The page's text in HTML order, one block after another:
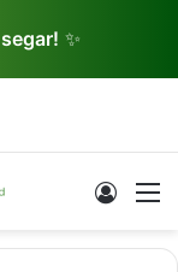
✨
Log In